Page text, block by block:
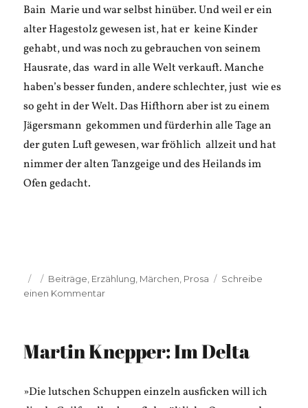
Bain Marie und war selbst hinüber. Und weil er ein
alter Hagestolz gewesen ist, hat er keine Kinder
gehabt, und was noch zu gebrauchen von seinem
Hausrate, das ward in alle Welt verkauft. Manche
haben’s besser funden, andere schlechter, just wie es
so geht in der Welt. Das Hifthorn aber ist zu einem
Jägersmann gekommen und fürderhin alle Tage an
der guten Luft gewesen, war fröhlich allzeit und hat
nimmer der alten Tanzgeige und des Heilands im
Ofen gedacht.
Veröffentlicht
am
Kategorien
Beiträge Erzählung Märchen Prosa
Schreibe
einen Kommentarzu
trunkene
Hausrat
Martin Knepper: Im Delta
»Die lutschen Schuppen einzeln ausficken will ich